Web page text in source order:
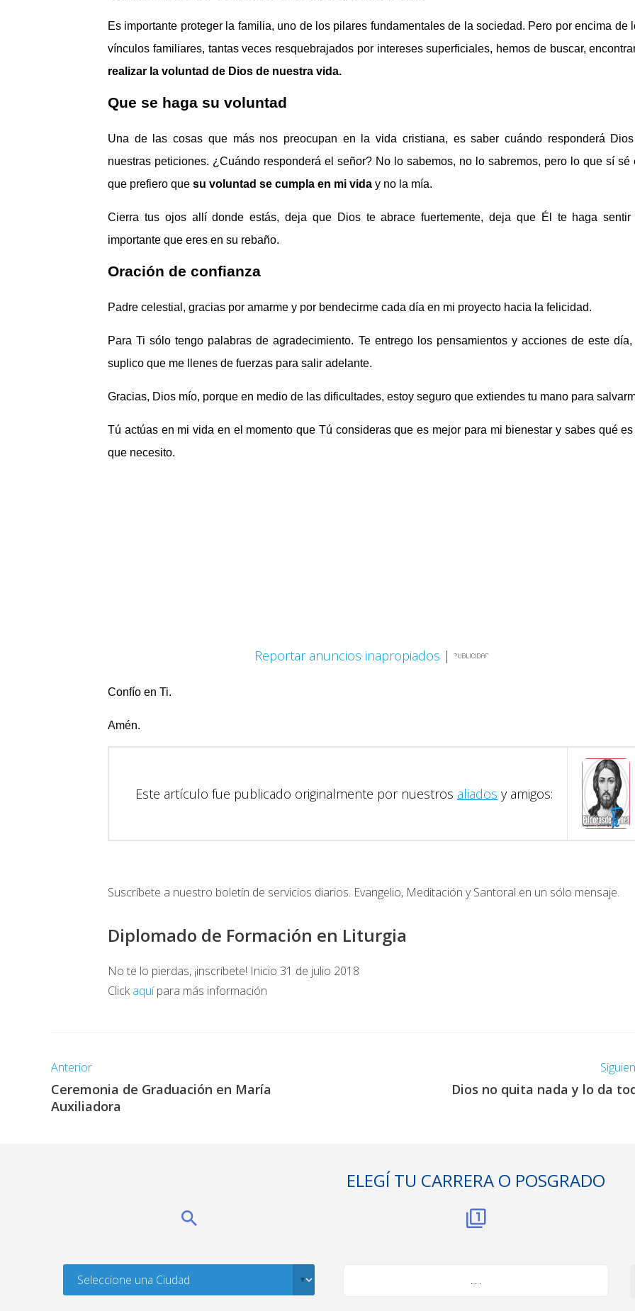
Es importante proteger la familia, uno de los pilares fundamentales de la sociedad. Pero por encima de
vínculos familiares, tantas veces resquebrajados por intereses superficiales, hemos de buscar,
realizar la voluntad de Dios de nuestra vida.
Que se haga su voluntad
Una de las cosas que más nos preocupan en la vida cristiana, es saber cuándo responderá
nuestras peticiones. ¿Cuándo responderá el señor? No lo sabemos, no lo sabremos, pero lo que sí sé
que prefiero que su voluntad se cumpla en mi vida y no la mía.
Cierra tus ojos allí donde estás, deja que Dios te abrace fuertemente, deja que Él te haga sentir
importante que eres en su rebaño.
Oración de confianza
Padre celestial, gracias por amarme y por bendecirme cada día en mi proyecto hacia la felicidad.
Para Ti sólo tengo palabras de agradecimiento. Te entrego los pensamientos y acciones de este día,
suplico que me llenes de fuerzas para salir adelante.
Gracias, Dios mío, porque en medio de las dificultades, estoy seguro que extiendes tu mano para
Tú actúas en mi vida en el momento que Tú consideras que es mejor para mi bienestar y sabes qué
que necesito.
Reportar anuncios inapropiados |
Confío en Ti.
Amén.
Este artículo fue publicado originalmente por nuestros aliados y amigos:
Suscríbete a nuestro boletín de servicios diarios. Evangelio, Meditación y Santoral en un sólo mensaje.
Diplomado de Formación en Liturgia
No te lo pierdas, ¡inscríbete! Inicio 31 de julio 2018
Clickaquípara más información
Anterior
Ceremonia de Graduación en María
Auxiliadora
Dios no quita nada y lo da
ELEGÍ TU CARRERA O POSGRADO